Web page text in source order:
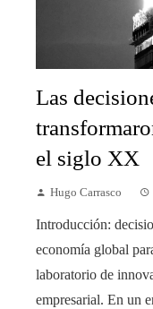
Las
el siglo XX
Hugo Carrasco
Introducción:
economía global
laboratorio de
empresarial. En un